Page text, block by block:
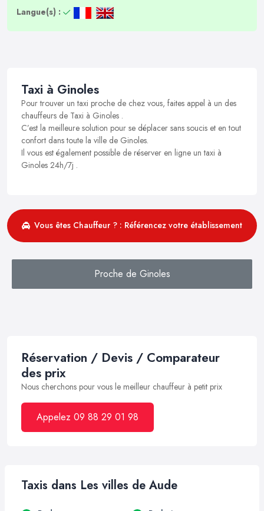
Langue(s) :
Taxi à Ginoles
Pour trouver un taxi proche de chez vous, faites appel à un des
chauffeurs de Taxi à Ginoles .
C’est la meilleure solution pour se déplacer sans soucis et en tout
confort dans toute la ville de Ginoles.
Il vous est également possible de réserver en ligne un taxi à
Ginoles 24h/7j .
Vous êtes Chauffeur ? : Référencez votre établissement
Proche de Ginoles
Réservation / Devis / Comparateur
des prix
Nous cherchons pour vous le meilleur chauffeur à petit prix
Appelez 09 88 29 01 98
Taxis dans Les villes de Aude